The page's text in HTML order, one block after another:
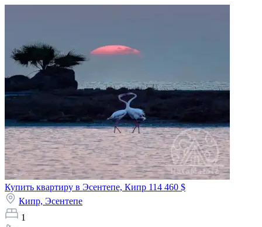
Купить квартиру в Эсентепе, Кипр 114 460 $
Кипр, Эсентепе
1